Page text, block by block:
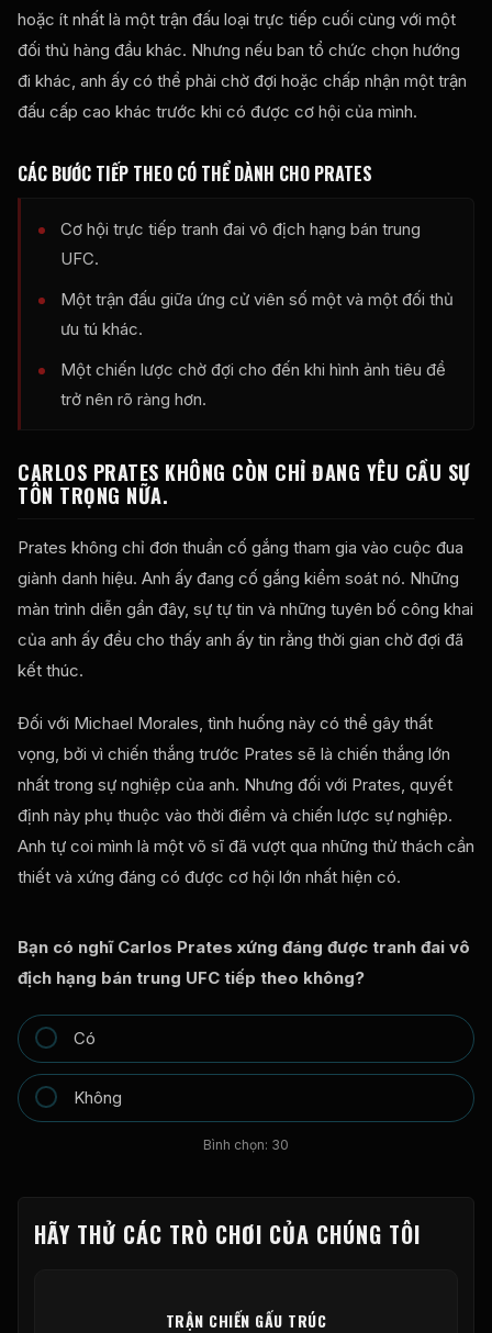
hoặc ít nhất là một trận đấu loại trực tiếp cuối cùng với một
đối thủ hàng đầu khác. Nhưng nếu ban tổ chức chọn hướng
đi khác, anh ấy có thể phải chờ đợi hoặc chấp nhận một trận
đấu cấp cao khác trước khi có được cơ hội của mình.
CÁC BƯỚC TIẾP THEO CÓ THỂ DÀNH CHO PRATES
Cơ hội trực tiếp tranh đai vô địch hạng bán trung
UFC.
Một trận đấu giữa ứng cử viên số một và một đối thủ
ưu tú khác.
Một chiến lược chờ đợi cho đến khi hình ảnh tiêu đề
trở nên rõ ràng hơn.
CARLOS PRATES KHÔNG CÒN CHỈ ĐANG YÊU CẦU SỰ
TÔN TRỌNG NỮA.
Prates không chỉ đơn thuần cố gắng tham gia vào cuộc đua
giành danh hiệu. Anh ấy đang cố gắng kiểm soát nó. Những
màn trình diễn gần đây, sự tự tin và những tuyên bố công khai
của anh ấy đều cho thấy anh ấy tin rằng thời gian chờ đợi đã
kết thúc.
Đối với Michael Morales, tình huống này có thể gây thất
vọng, bởi vì chiến thắng trước Prates sẽ là chiến thắng lớn
nhất trong sự nghiệp của anh. Nhưng đối với Prates, quyết
định này phụ thuộc vào thời điểm và chiến lược sự nghiệp.
Anh tự coi mình là một võ sĩ đã vượt qua những thử thách cần
thiết và xứng đáng có được cơ hội lớn nhất hiện có.
Bạn có nghĩ Carlos Prates xứng đáng được tranh đai vô
địch hạng bán trung UFC tiếp theo không?
Có
Không
Bình chọn: 30
HÃY THỬ CÁC TRÒ CHƠI CỦA CHÚNG TÔI
TRẬN CHIẾN GẤU TRÚC